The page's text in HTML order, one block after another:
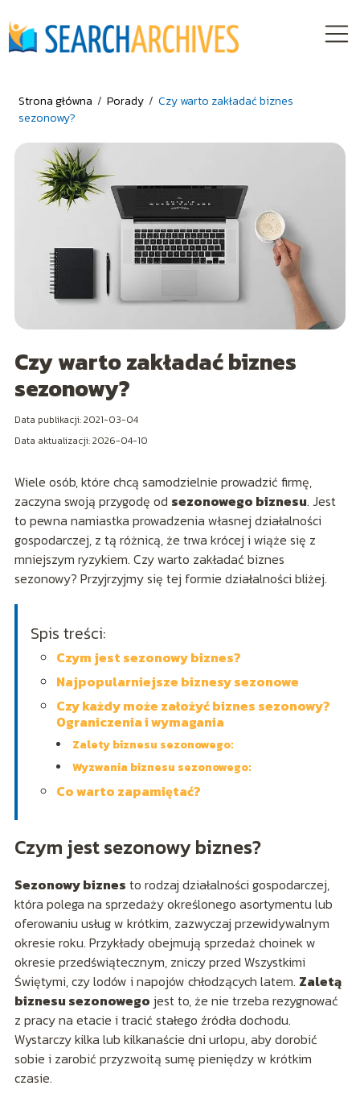
Strona główna / Porady / Czy warto zakładać biznes
sezonowy?
Czy warto zakładać biznes
sezonowy?
Data publikacji: 2021-03-04
Data aktualizacji: 2026-04-10
Wiele osób, które chcą samodzielnie prowadzić firmę,
zaczyna swoją przygodę od sezonowego biznesu. Jest
to pewna namiastka prowadzenia własnej działalności
gospodarczej, z tą różnicą, że trwa krócej i wiąże się z
mniejszym ryzykiem. Czy warto zakładać biznes
sezonowy? Przyjrzyjmy się tej formie działalności bliżej.
Spis treści:
Czym jest sezonowy biznes?
Najpopularniejsze biznesy sezonowe
Czy każdy może założyć biznes sezonowy?
Ograniczenia i wymagania
Zalety biznesu sezonowego:
Wyzwania biznesu sezonowego:
Co warto zapamiętać?
Czym jest sezonowy biznes?
Sezonowy biznes to rodzaj działalności gospodarczej,
która polega na sprzedaży określonego asortymentu lub
oferowaniu usług w krótkim, zazwyczaj przewidywalnym
okresie roku. Przykłady obejmują sprzedaż choinek w
okresie przedświątecznym, zniczy przed Wszystkimi
Świętymi, czy lodów i napojów chłodzących latem. Zaletą
biznesu sezonowego jest to, że nie trzeba rezygnować
z pracy na etacie i tracić stałego źródła dochodu.
Wystarczy kilka lub kilkanaście dni urlopu, aby dorobić
sobie i zarobić przyzwoitą sumę pieniędzy w krótkim
czasie.